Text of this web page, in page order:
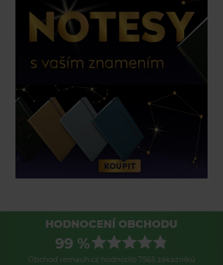
HODNOCENÍ OBCHODU
99 %
Obchod remauh.cz hodnotilo 7565 zákazníků